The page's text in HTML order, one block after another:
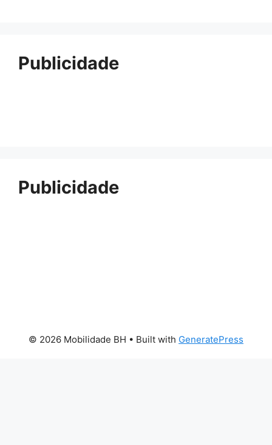
Publicidade
Publicidade
© 2026 Mobilidade BH • Built with GeneratePress